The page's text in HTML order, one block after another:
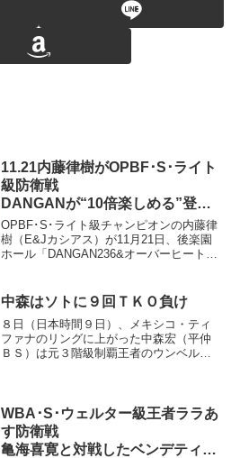
11.21内藤律樹がOPBF･S･ライト
級防衛戦
DANGANが“10倍楽しめる”登録
者限定メルマガ開始
OPBF･S･ライト級チャンピオンの内藤律
樹（E&Jカシアス）が11月21日、後楽園
ホール「DANGAN236&オーバーヒートボ
た。 元日本、東洋ミドル級王者のカシ
アス...
中森はソトに９回ＴＫＯ負け
８日（日本時間９日）、メキシコ・ティ
ファナのリングに上がった中森宏（平仲
ＢＳ）は元３階級制覇王者のウンベル
防衛した。 中森は中盤からソ...
WBA･S･ウェルター級王者ララあ
す防衛戦
亀海喜寛と対戦したベンデティが